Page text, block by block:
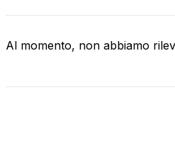
Al momento, non abbiamo